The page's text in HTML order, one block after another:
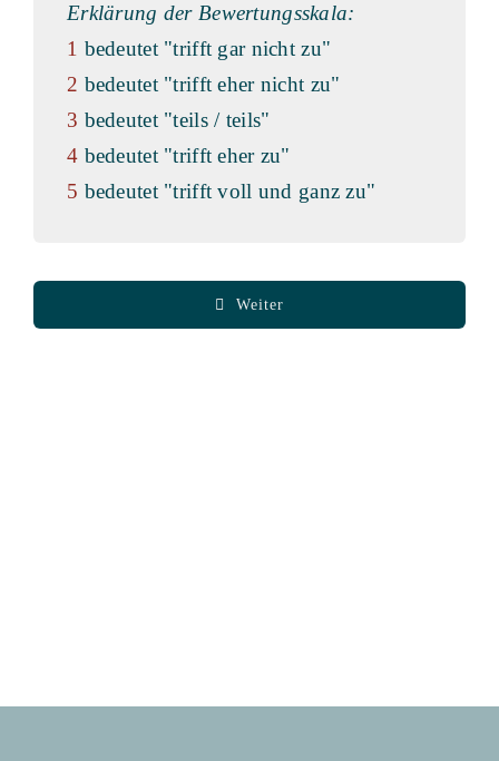
Erklärung der Bewertungsskala:
1 bedeutet "trifft gar nicht zu"
2 bedeutet "trifft eher nicht zu"
3 bedeutet "teils / teils"
4 bedeutet "trifft eher zu"
5 bedeutet "trifft voll und ganz zu"
Weiter